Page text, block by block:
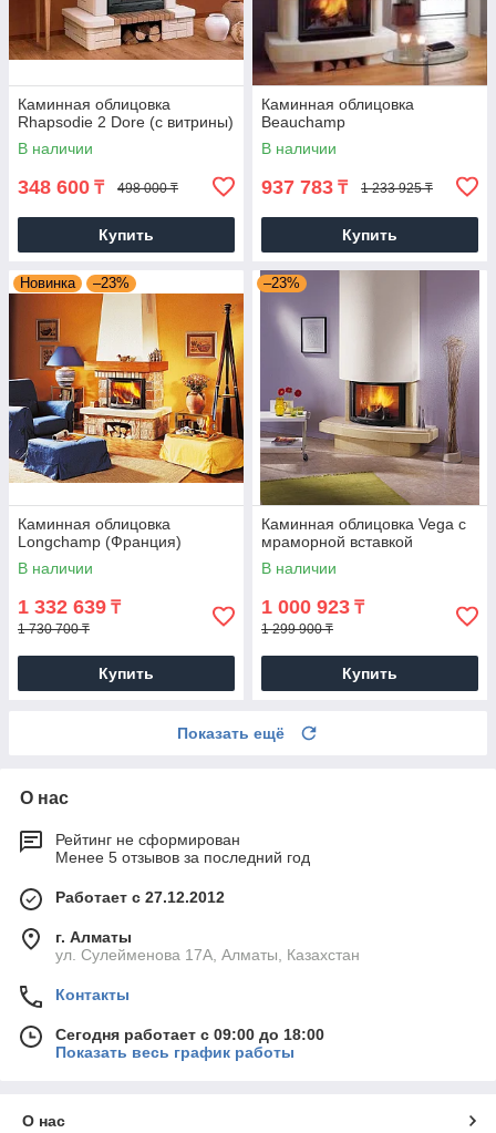
Каминная облицовка
Rhapsodie 2 Dore (с витрины)
В наличии
348 600 ₸ 498 000 ₸
Купить
Каминная облицовка
Beauchamp
В наличии
937 783 ₸ 1 233 925 ₸
Купить
Новинка –23%
Каминная облицовка
Longchamp (Франция)
В наличии
1 332 639 ₸
1 730 700 ₸
Купить
–23%
Каминная облицовка Vega с
мраморной вставкой
В наличии
1 000 923 ₸
1 299 900 ₸
Купить
Показать ещё
О нас
Рейтинг не сформирован
Менее 5 отзывов за последний год
Работает с 27.12.2012
г. Алматы
ул. Сулейменова 17А, Алматы, Казахстан
Контакты
Сегодня работает с 09:00 до 18:00
Показать весь график работы
О нас